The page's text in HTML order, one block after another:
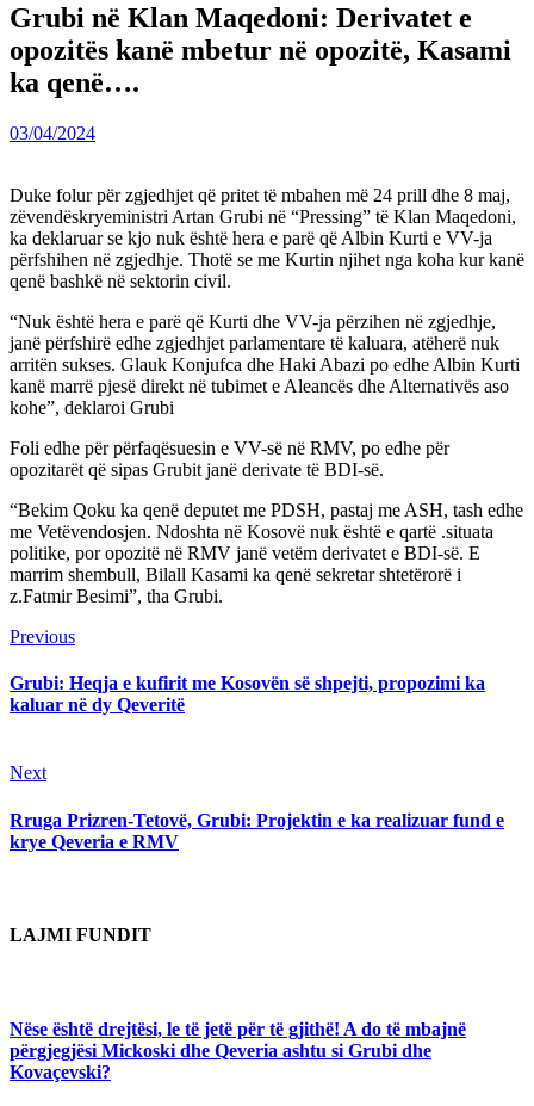
Grubi në Klan Maqedoni: Derivatet e
opozitës kanë mbetur në opozitë, Kasami
ka qenë….
03/04/2024
Duke folur për zgjedhjet që pritet të mbahen më 24 prill dhe 8 maj,
zëvendëskryeministri Artan Grubi në “Pressing” të Klan Maqedoni,
ka deklaruar se kjo nuk është hera e parë që Albin Kurti e VV-ja
përfshihen në zgjedhje. Thotë se me Kurtin njihet nga koha kur kanë
qenë bashkë në sektorin civil.
“Nuk është hera e parë që Kurti dhe VV-ja përzihen në zgjedhje,
janë përfshirë edhe zgjedhjet parlamentare të kaluara, atëherë nuk
arritën sukses. Glauk Konjufca dhe Haki Abazi po edhe Albin Kurti
kanë marrë pjesë direkt në tubimet e Aleancës dhe Alternativës aso
kohe”, deklaroi Grubi
Foli edhe për përfaqësuesin e VV-së në RMV, po edhe për
opozitarët që sipas Grubit janë derivate të BDI-së.
“Bekim Qoku ka qenë deputet me PDSH, pastaj me ASH, tash edhe
me Vetëvendosjen. Ndoshta në Kosovë nuk është e qartë .situata
politike, por opozitë në RMV janë vetëm derivatet e BDI-së. E
marrim shembull, Bilall Kasami ka qenë sekretar shtetërorë i
z.Fatmir Besimi”, tha Grubi.
Continue
Reading
PreviousPrevious
Grubi: Heqja e kufirit me Kosovën së shpejti, propozimi ka
kaluar në dy Qeveritë
NextNext
Rruga Prizren-Tetovë, Grubi: Projektin e ka realizuar fund e
krye Qeveria e RMV
LAJMI FUNDIT
Nëse është drejtësi, le të jetë për të gjithë! A do të mbajnë
përgjegjësi Mickoski dhe Qeveria ashtu si Grubi dhe
Kovaçevski?